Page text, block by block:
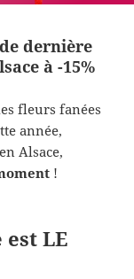
dernière
à -15%
fleurs fanées
année,
en Alsace,
!
est LE